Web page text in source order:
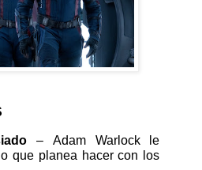
– Adam Warlock le
que planea hacer con los